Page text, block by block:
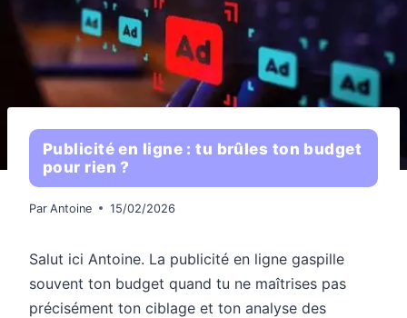
Publicité en ligne : tu brûles ton budget
pour rien ?
Par Antoine 15/02/2026
Salut ici Antoine. La publicité en ligne gaspille
souvent ton budget quand tu ne maîtrises pas
précisément ton ciblage et ton analyse des